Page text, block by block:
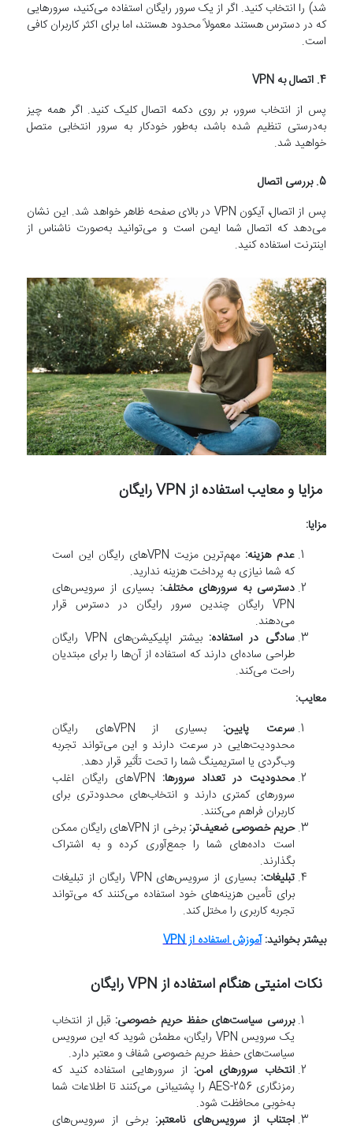
شد) را انتخاب کنید. اگر از یک سرور رایگان استفاده می‌کنید، سرورهایی
که در دسترس هستند معمولاً محدود هستند، اما برای اکثر کاربران کافی
است.
4. اتصال به VPN
پس از انتخاب سرور، بر روی دکمه اتصال کلیک کنید. اگر همه چیز
به‌درستی تنظیم شده باشد، به‌طور خودکار به سرور انتخابی متصل
خواهید شد.
5. بررسی اتصال
پس از اتصال، آیکون VPN در بالای صفحه ظاهر خواهد شد. این نشان
می‌دهد که اتصال شما ایمن است و می‌توانید به‌صورت ناشناس از
اینترنت استفاده کنید.
مزایا و معایب استفاده از VPN رایگان
مزایا:
عدم هزینه:
مهم‌ترین مزیت VPN‌های رایگان این است
که شما نیازی به پرداخت هزینه ندارید.
دسترسی به سرورهای مختلف: بسیاری از سرویس‌های
VPN رایگان چندین سرور رایگان در دسترس قرار
می‌دهند.
سادگی در استفاده:
بیشتر اپلیکیشن‌های VPN رایگان
طراحی ساده‌ای دارند که استفاده از آن‌ها را برای مبتدیان
راحت می‌کند.
معایب:
سرعت پایین:
بسیاری از VPN‌های رایگان
محدودیت‌هایی در سرعت دارند و این می‌تواند تجربه
وب‌گردی یا استریمینگ شما را تحت تأثیر قرار دهد.
محدودیت در تعداد سرورها:
VPN‌های رایگان اغلب
سرورهای کمتری دارند و انتخاب‌های محدودتری برای
کاربران فراهم می‌کنند.
حریم خصوصی ضعیف‌تر:
برخی از VPN‌های رایگان ممکن
است داده‌های شما را جمع‌آوری کرده و به اشتراک
بگذارند.
تبلیغات:
بسیاری از سرویس‌های VPN رایگان از تبلیغات
برای تأمین هزینه‌های خود استفاده می‌کنند که می‌تواند
تجربه کاربری را مختل کند.
بیشتر بخوانید:آموزش استفاده از VPN
نکات امنیتی هنگام استفاده از VPN رایگان
بررسی سیاست‌های حفظ حریم خصوصی: قبل از انتخاب
یک سرویس VPN رایگان، مطمئن شوید که این سرویس
سیاست‌های حفظ حریم خصوصی شفاف و معتبر دارد.
انتخاب سرورهای امن: از سرورهایی استفاده کنید که
رمزنگاری AES-256 را پشتیبانی می‌کنند تا اطلاعات شما
به‌خوبی محافظت شود.
اجتناب از سرویس‌های نامعتبر: برخی از سرویس‌های